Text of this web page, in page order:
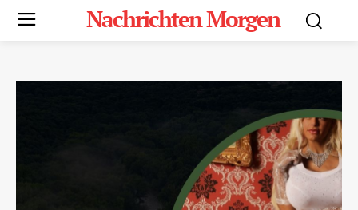
Nachrichten Morgen